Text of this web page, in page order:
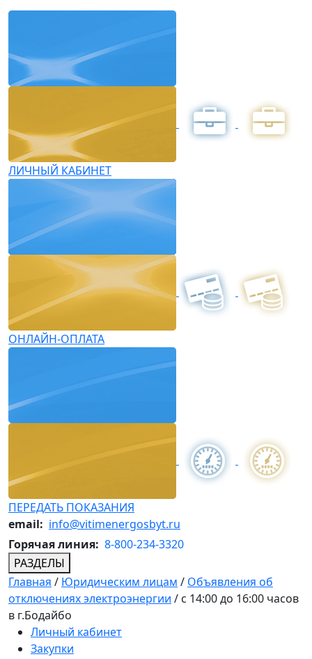
ЛИЧНЫЙ КАБИНЕТ
ОНЛАЙН-ОПЛАТА
ПЕРЕДАТЬ ПОКАЗАНИЯ
email: info@vitimenergosbyt.ru
Горячая линия: 8-800-234-3320
РАЗДЕЛЫ
Главная / Юридическим лицам / Объявления об
отключениях электроэнергии / с 14:00 до 16:00 часов
в г.Бодайбо
Личный кабинет
Закупки